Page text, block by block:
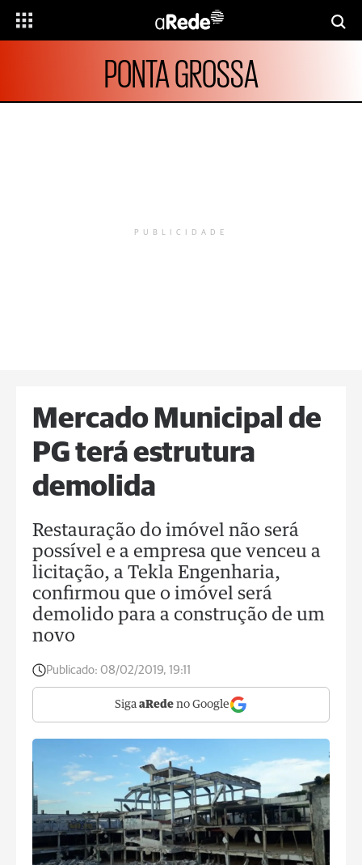
PONTA GROSSA
PUBLICIDADE
Mercado Municipal de
PG terá estrutura
demolida
Restauração do imóvel não será
possível e a empresa que venceu a
licitação, a Tekla Engenharia,
confirmou que o imóvel será
demolido para a construção de um
novo
Publicado: 08/02/2019, 19:11
Siga aRede no Google